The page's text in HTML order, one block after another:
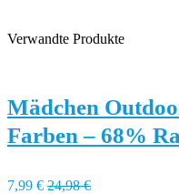
Verwandte Produkte
Mädchen
Farben – 68%
7,99 € 24,98 €